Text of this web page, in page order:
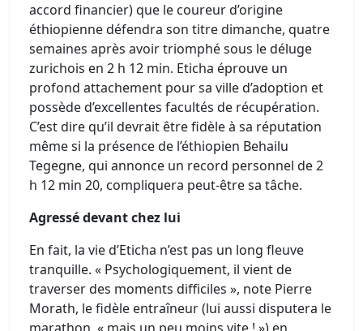
accord financier) que le coureur d’origine
éthiopienne défendra son titre dimanche, quatre
semaines après avoir triomphé sous le déluge
zurichois en 2 h 12 min. Eticha éprouve un
profond attachement pour sa ville d’adoption et
possède d’excellentes facultés de récupération.
C’est dire qu’il devrait être fidèle à sa réputation
même si la présence de l’éthiopien Behailu
Tegegne, qui annonce un record personnel de 2
h 12 min 20, compliquera peut-être sa tâche.
Agressé devant chez lui
En fait, la vie d’Eticha n’est pas un long fleuve
tranquille. « Psychologiquement, il vient de
traverser des moments difficiles », note Pierre
Morath, le fidèle entraîneur (lui aussi disputera le